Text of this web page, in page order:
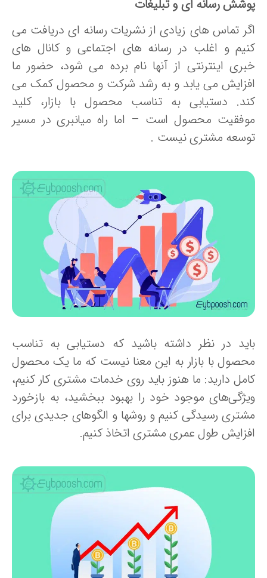
رسانه ای و تبلیغات
تماس های زیادی از نشریات رسانه ای دریافت می
و اغلب در رسانه های اجتماعی و کانال های
اینترنتی از آنها نام برده می شود، حضور ما
می یابد و به رشد شرکت و محصول کمک می
دستیابی به تناسب محصول با بازار، کلید
محصول است – اما راه میانبری در مسیر
مشتری نیست .
در نظر داشته باشید که دستیابی به تناسب
با بازار به این معنا نیست که ما یک محصول
دارید: ما هنوز باید روی خدمات مشتری کار کنیم،
موجود خود را بهبود ببخشید، به بازخورد
رسیدگی کنیم و روشها و الگوهای جدیدی برای
طول عمری مشتری اتخاذ کنیم.